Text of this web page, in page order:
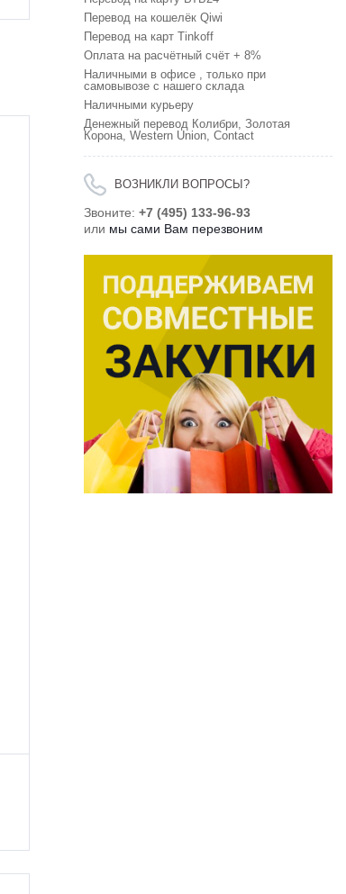
Перевод на кошелёк Qiwi
Перевод на карт Tinkoff
Оплата на расчётный счёт + 8%
Наличными в офисе , только при
самовывозе с нашего склада
Наличными курьеру
Денежный перевод Колибри, Золотая
Корона, Western Union, Contact
ВОЗНИКЛИ ВОПРОСЫ?
Звоните: +7 (495) 133-96-93
или мы сами Вам перезвоним